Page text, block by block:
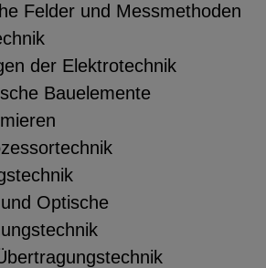
Felder und Messmethoden
der Elektrotechnik
Bauelemente
Optische